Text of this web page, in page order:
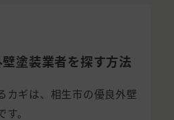
塗装業者を探す方法
カギは、相生市の優良外壁
。